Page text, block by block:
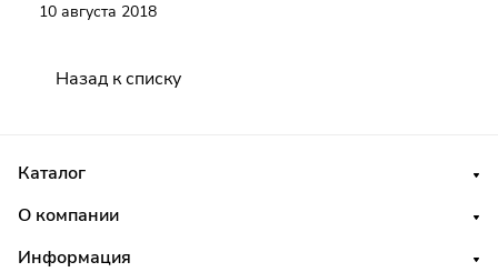
10 августа 2018
Назад к списку
Каталог
О компании
Информация